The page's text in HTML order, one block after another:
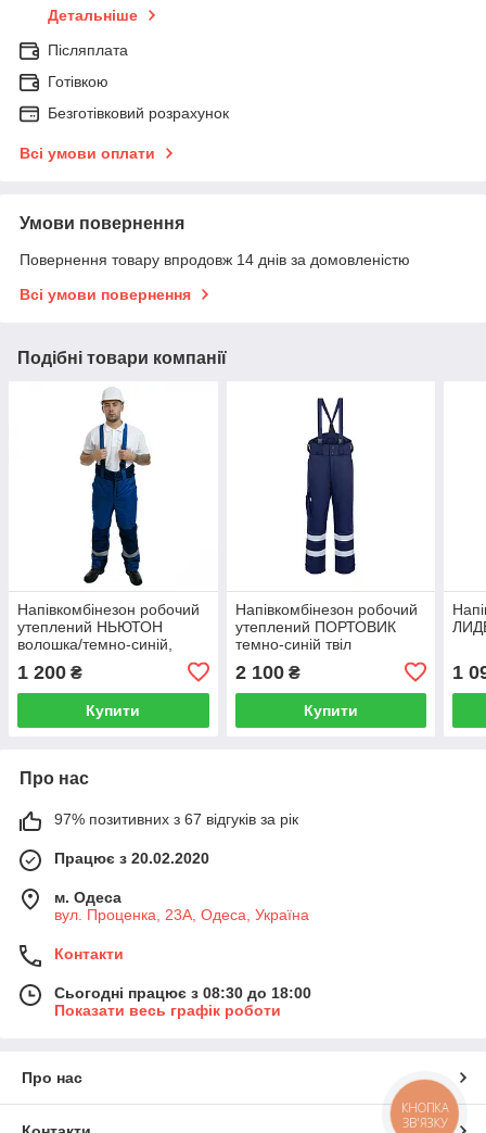
Детальніше
Післяплата
Готівкою
Безготівковий розрахунок
Всі умови оплати
Умови повернення
Повернення товару впродовж 14 днів за домовленістю
Всі умови повернення
Подібні товари компанії
Напівкомбінезон робочий
утеплений НЬЮТОН
волошка/темно-синій,
1 200 ₴
Купити
Напівкомбінезон робочий
утеплений ПОРТОВИК
темно-синій твіл
2 100₴
Купити
1
Про нас
97% позитивних з 67 відгуків за рік
Працює з 20.02.2020
м. Одеса
вул. Проценка, 23А, Одеса, Україна
Контакти
Сьогодні працює з 08:30 до 18:00
Показати весь графік роботи
Про нас
КНОПКА
ЗВ'ЯЗКУ